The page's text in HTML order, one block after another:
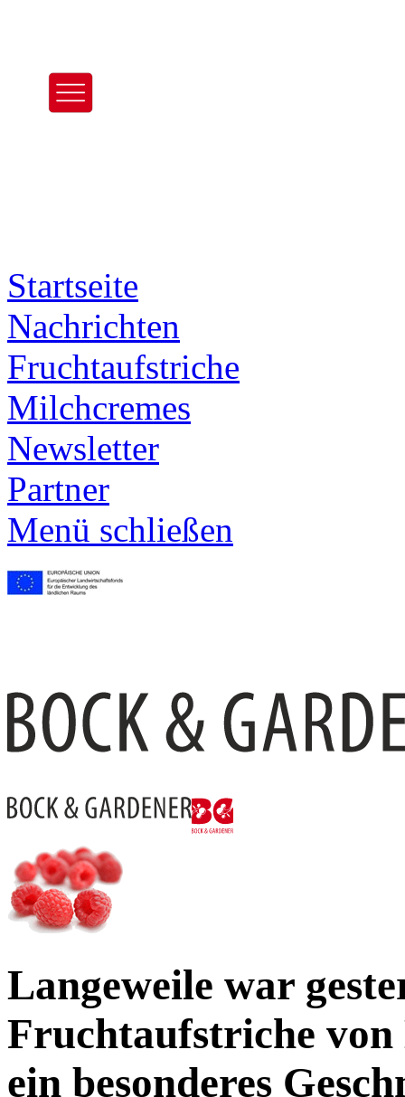
Startseite
Nachrichten
Frucht­aufstriche
Milchcremes
Newsletter
Partner
Menü schließen
Langeweile war
Frucht­aufstriche
ein besonderes